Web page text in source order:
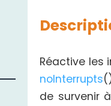
Réactive les
noInterrupts
de survenir